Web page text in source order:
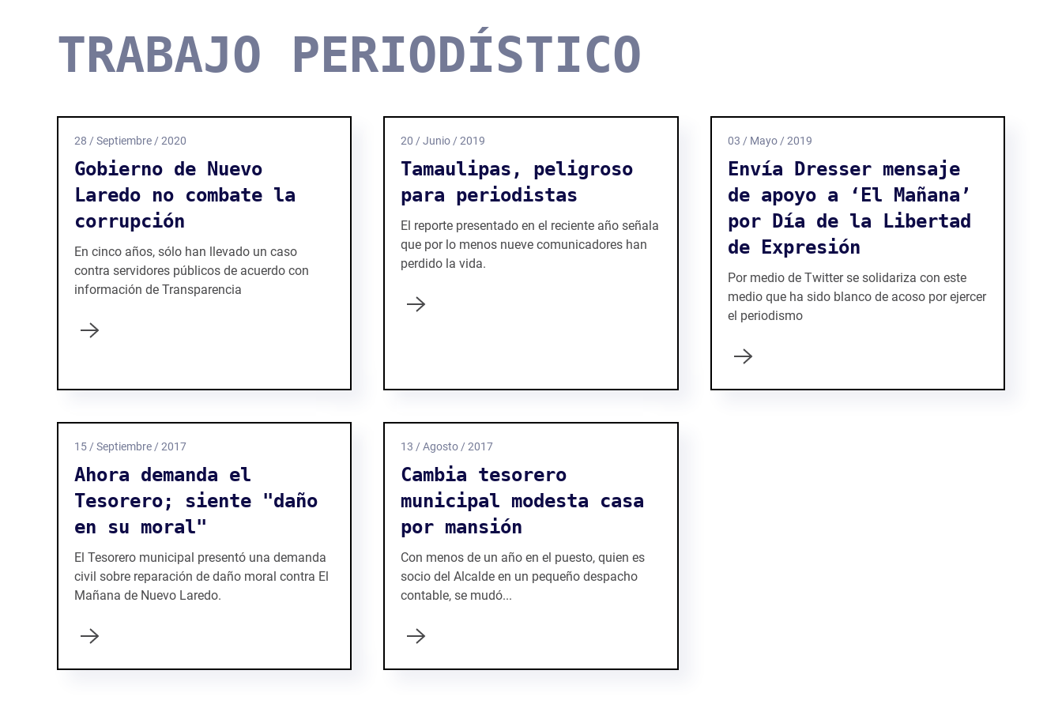
TRABAJO PERIODÍSTICO
28 / Septiembre / 2020
Gobierno de Nuevo
Laredo no combate la
corrupción
En cinco años, sólo han llevado un caso
contra servidores públicos de acuerdo con
información de Transparencia
20 / Junio / 2019
Tamaulipas, peligroso
para periodistas
El reporte presentado en el reciente año señala
que por lo menos nueve comunicadores han
perdido la vida.
03 / Mayo / 2019
Envía Dresser mensaje
de apoyo a ‘El Mañana’
por Día de la Libertad
de Expresión
Por medio de Twitter se solidariza con este
medio que ha sido blanco de acoso por ejercer
el periodismo
15 / Septiembre / 2017
Ahora demanda el
Tesorero; siente "daño
en su moral"
El Tesorero municipal presentó una demanda
civil sobre reparación de daño moral contra El
Mañana de Nuevo Laredo.
13 / Agosto / 2017
Cambia tesorero
municipal modesta casa
por mansión
Con menos de un año en el puesto, quien es
socio del Alcalde en un pequeño despacho
contable, se mudó...